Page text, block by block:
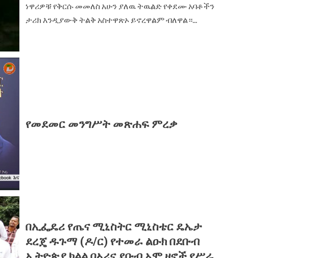
ነዋሪዎቹ የቅርሱ መመለስ አሁን ያለዉ ትዉልድ የቀደሙ አባቶችን
ታሪክ እንዲያውቅ ትልቅ አስተዋጽኦ ይኖረዋልም ብለዋል።...
የመደመር መንግሥት መጽሐፍ ምረቃ
በኢፌዴሪ የጤና ሚኒስትር ሚኒስቴር ዴኤታ
ደረጄ ዱጉማ (ዶ/ር) የተመራ ልዑክ በደቡብ